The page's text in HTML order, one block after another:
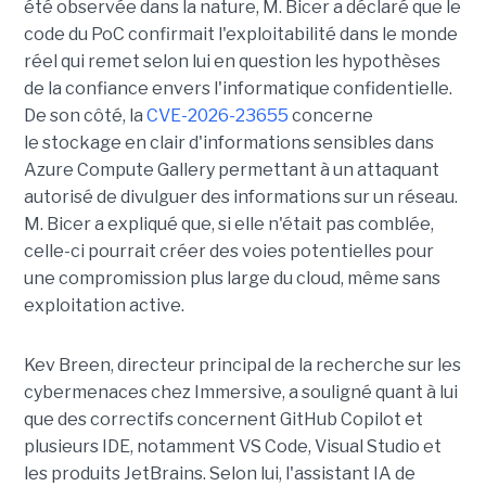
été observée dans la nature, M. Bicer a déclaré que le
code du PoC confirmait l'exploitabilité dans le monde
réel qui remet selon lui en question les hypothèses
de la confiance envers l'informatique confidentielle.
De son côté, la CVE-2026-23655 concerne
le stockage en clair d'informations sensibles dans
Azure Compute Gallery permettant à un attaquant
autorisé de divulguer des informations sur un réseau.
M. Bicer a expliqué que, si elle n'était pas comblée,
celle-ci pourrait créer des voies potentielles pour
une compromission plus large du cloud, même sans
exploitation active.
Kev Breen, directeur principal de la recherche sur les
cybermenaces chez Immersive, a souligné quant à lui
que des correctifs concernent GitHub Copilot et
plusieurs IDE, notamment VS Code, Visual Studio et
les produits JetBrains. Selon lui, l'assistant IA de